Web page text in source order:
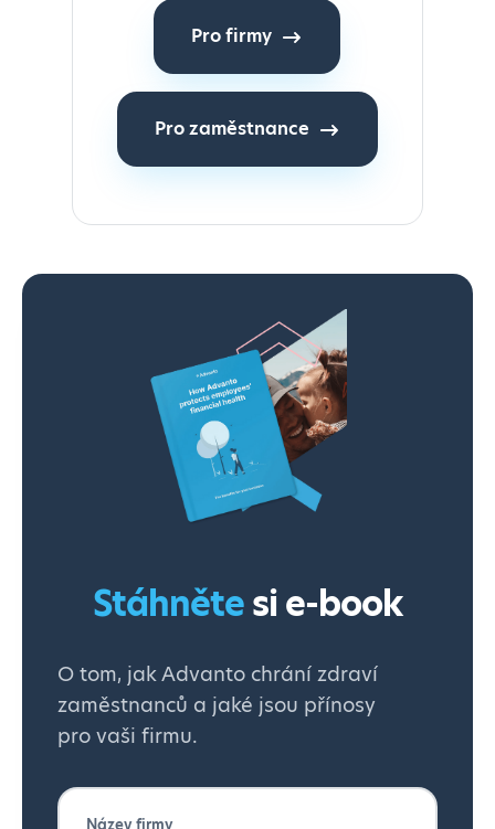
Pro firmy
Pro zaměstnance
Stáhnětesi e-book
O tom, jak Advanto chrání zdraví
zaměstnanců a jaké jsou přínosy
pro vaši firmu.